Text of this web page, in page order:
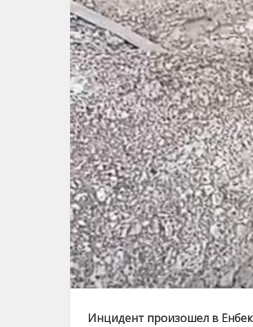
Инцидент произошел в